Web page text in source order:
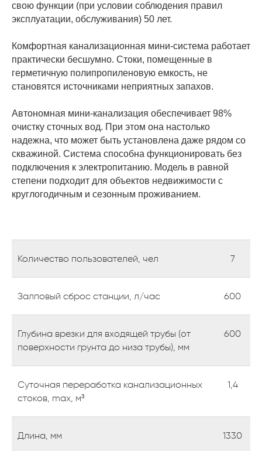
свою функции (при условии соблюдения правил
эксплуатации, обслуживания) 50 лет.
Комфортная канализационная мини-система работает
практически бесшумно. Стоки, помещенные в
герметичную полипропиленовую емкость, не
становятся источниками неприятных запахов.
Автономная мини-канализация обеспечивает 98%
очистку сточных вод. При этом она настолько
надежна, что может быть установлена даже рядом со
скважиной. Система способна функционировать без
подключения к электропитанию. Модель в равной
степени подходит для объектов недвижимости с
круглогодичным и сезонным проживанием.
Количество пользователей, чел 7
Залповый сброс станции, л/час 600
Глубина врезки для входящей трубы (от
поверхности грунта до низа трубы), мм
600
Суточная переработка канализационных
стоков, max, м³
1,4
Длина, мм 1330